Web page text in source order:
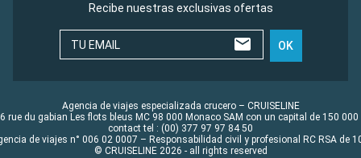
Recibe nuestras exclusivas ofertas
TU EMAIL OK
Agencia de viajes especializada crucero – CRUISELINE
rue du gabian Les flots bleus MC 98 000 Monaco SAM con un capital de 150 000
contact tel : (00) 377 97 97 84 50
de viajes n° 006 02 0007 – Responsabilidad civil y profesional RC RSA de
© CRUISELINE 2026 - all rights reserved